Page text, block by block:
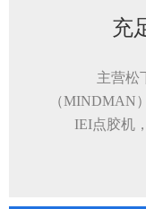
充
主营松
（MINDMAN
IEI点胶机